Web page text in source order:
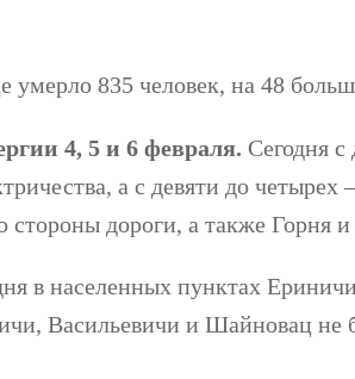
умерло 835 человек, на 48
4, 5 и 6 февраля. Сегодня с
а с девяти до
стороны дороги, а также Горня
в населенных пунктах
Васильевичи и Шайновац не